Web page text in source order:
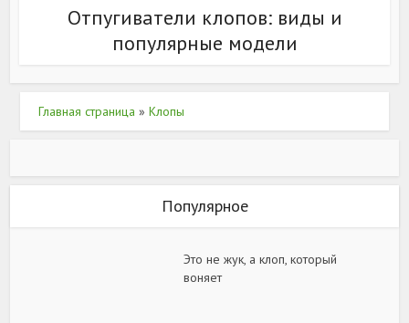
Отпугиватели клопов: виды и
популярные модели
Главная страница » Клопы
Популярное
Это не жук, а клоп, который
воняет